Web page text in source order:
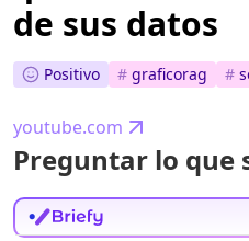
de sus datos
Positivo # graficorag #
youtube.com
Preguntar lo que